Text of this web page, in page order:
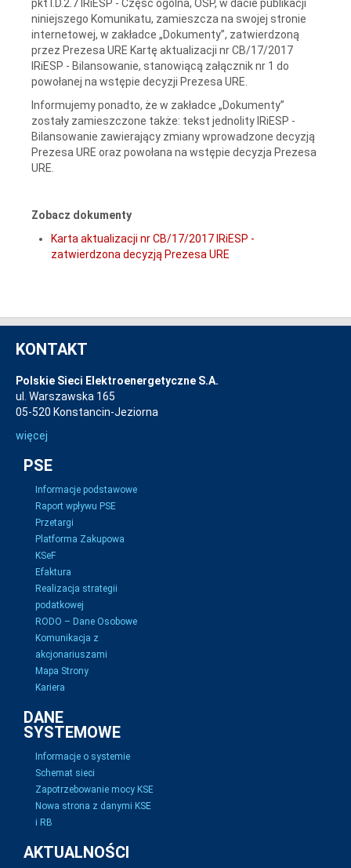
pkt I.D.2.7 IRiESP - Część ogólna, OSP, w dacie publikacji
niniejszego Komunikatu, zamieszcza na swojej stronie
internetowej, w zakładce „Dokumenty”, zatwierdzoną
przez Prezesa URE Kartę aktualizacji nr CB/17/2017
IRiESP - Bilansowanie, stanowiącą załącznik nr 1 do
powołanej na wstępie decyzji Prezesa URE.
Informujemy ponadto, że w zakładce „Dokumenty”
zostały zamieszczone także: tekst jednolity IRiESP -
Bilansowanie zawierający zmiany wprowadzone decyzją
Prezesa URE oraz powołana na wstępie decyzja Prezesa
URE.
Zobacz dokumenty
Karta aktualizacji nr CB/17/2017 IRiESP -
zatwierdzona decyzją Prezesa URE
KONTAKT
Polskie Sieci Elektroenergetyczne S.A.
ul. Warszawska 165
05-520 Konstancin-Jeziorna
więcej
PSE
Informacje podstawowe
Raport wpływu PSE
Przetargi
Platforma Zakupowa
KSeF
Efaktura
Realizacja strategii
podatkowej
RODO – Dane Osobowe
Komunikacja z
akcjonariuszami
Mapa Strony
Kariera
DANE
SYSTEMOWE
Informacje o systemie
Schemat sieci
Zapotrzebowanie mocy KSE
Nowa strona z danymi KSE
i RB
AKTUALNOŚCI